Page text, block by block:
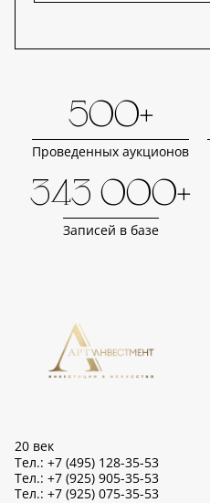
500+
Проведенных аукционов
343 000+
Записей в базе
20 век
Тел.: +7 (495) 128-35-53
Тел.: +7 (925) 905-35-53
Тел.: +7 (925) 075-35-53